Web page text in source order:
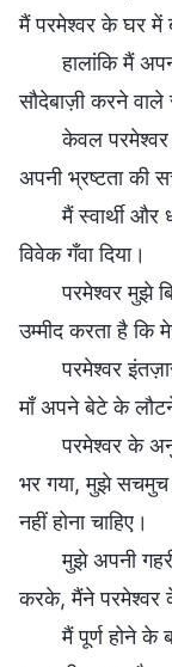
मैं परमेश्वर के घर में
हालांकि मैं
सौदेबाज़ी करने वाले
केवल
अपनी भ्रष्टता की
मैं स्वार्थी
विवेक गँवा दिया।
परमेश्वर मुझे
उम्मीद करता है कि
परमेश्वर
माँ अपने बेटे के
परमेश्वर के
भर गया, मुझे सचमुच
नहीं होना चाहिए।
मुझे अपनी
करके, मैंने परमेश्वर
मैं पूर्ण होने के